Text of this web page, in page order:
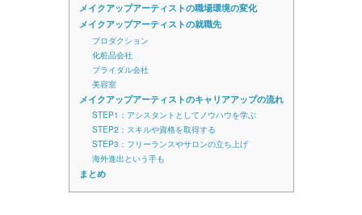
メイクアップアーティストの職場環境の変化
メイクアップアーティストの就職先
プロダクション
化粧品会社
ブライダル会社
美容室
メイクアップアーティストのキャリアアップの流れ
STEP1：アシスタントとしてノウハウを学ぶ
STEP2：スキルや資格を取得する
STEP3：フリーランスやサロンの立ち上げ
海外進出という手も
まとめ